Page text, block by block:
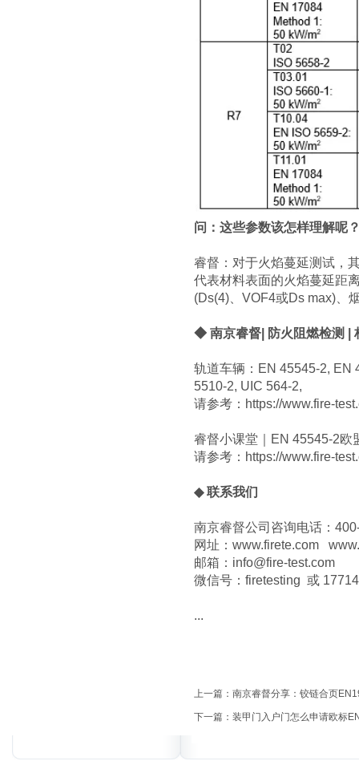
问：这些参数该怎样理解呢
睿督：对于火焰蔓延测试，
代表材料表面的火焰蔓延距
(Ds(4)、VOF4或Ds max)、
◆ 南京睿督| 防火阻燃检测 |
轨道车辆：EN 45545-2, EN
5510-2, UIC 564-2,
请参考： https://www.fire-
睿督小课堂｜EN 45545-2
请参考： https://www.fire-
◆ 联系我们
南京睿督公司咨询电话：
网址： www.firete.com
邮箱：info@fire-test.com
微信号：firetesting 或
...
上一篇： 南京睿督分享：铰链合页
下一篇： 装甲门入户门怎么申请欧标